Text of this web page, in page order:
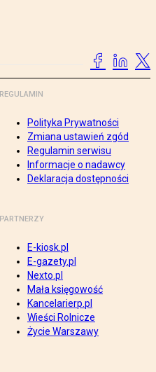
REGULAMIN
Polityka Prywatności
Zmiana ustawień zgód
Regulamin serwisu
Informacje o nadawcy
Deklaracja dostępności
PARTNERZY
E-kiosk.pl
E-gazety.pl
Nexto.pl
Mała księgowość
Kancelarierp.pl
Wieści Rolnicze
Życie Warszawy